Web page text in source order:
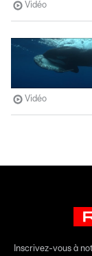
Vidéo
Vidéo
Inscrivez-vous à